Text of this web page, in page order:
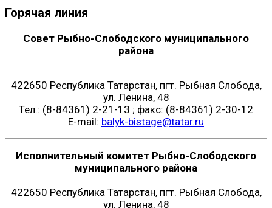
Горячая линия
Совет Рыбно-Слободского муниципального
района
422650 Республика Татарстан, пгт. Рыбная Слобода,
ул. Ленина, 48
Тел.: (8-84361) 2-21-13 ; факс: (8-84361) 2-30-12
E-mail: balyk-bistage@tatar.ru
Исполнительный комитет Рыбно-Слободского
муниципального района
422650 Республика Татарстан, пгт. Рыбная Слобода,
ул. Ленина, 48